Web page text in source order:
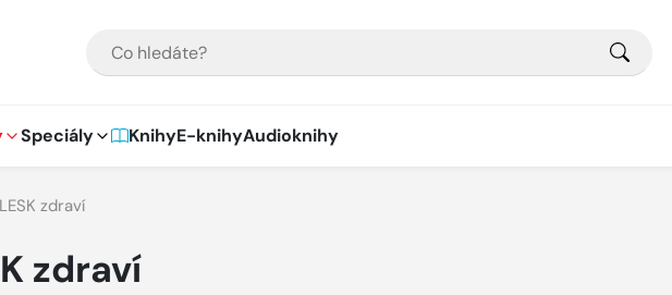
Speciály KnihyE-knihyAudioknihy
zdraví
zdraví